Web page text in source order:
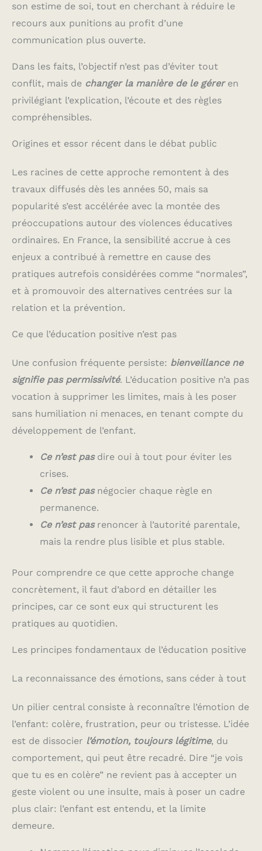
son estime de soi, tout en cherchant à réduire le
recours aux punitions au profit d’une
communication plus ouverte.
Dans les faits, l’objectif n’est pas d’éviter tout
conflit, mais de changer la manière de le géreren
privilégiant l’explication, l’écoute et des règles
compréhensibles.
Origines et essor récent dans le débat public
Les racines de cette approche remontent à des
travaux diffusés dès les années 50, mais sa
popularité s’est accélérée avec la montée des
préoccupations autour des violences éducatives
ordinaires. En France, la sensibilité accrue à ces
enjeux a contribué à remettre en cause des
pratiques autrefois considérées comme “normales”,
et à promouvoir des alternatives centrées sur la
relation et la prévention.
Ce que l’éducation positive n’est pas
Une confusion fréquente persiste: bienveillance ne
signifie pas permissivité. L’éducation positive n’a pas
vocation à supprimer les limites, mais à les poser
sans humiliation ni menaces, en tenant compte du
développement de l’enfant.
Ce n’est pasdire oui à tout pour éviter les
crises.
Ce n’est pasnégocier chaque règle en
permanence.
Ce n’est pasrenoncer à l’autorité parentale,
mais la rendre plus lisible et plus stable.
Pour comprendre ce que cette approche change
concrètement, il faut d’abord en détailler les
principes, car ce sont eux qui structurent les
pratiques au quotidien.
Les principes fondamentaux de l’éducation positive
La reconnaissance des émotions, sans céder à tout
Un pilier central consiste à reconnaître l’émotion de
l’enfant: colère, frustration, peur ou tristesse. L’idée
est de dissocier l’émotion, toujours légitime, du
comportement, qui peut être recadré. Dire “je vois
que tu es en colère” ne revient pas à accepter un
geste violent ou une insulte, mais à poser un cadre
plus clair: l’enfant est entendu, et la limite
demeure.